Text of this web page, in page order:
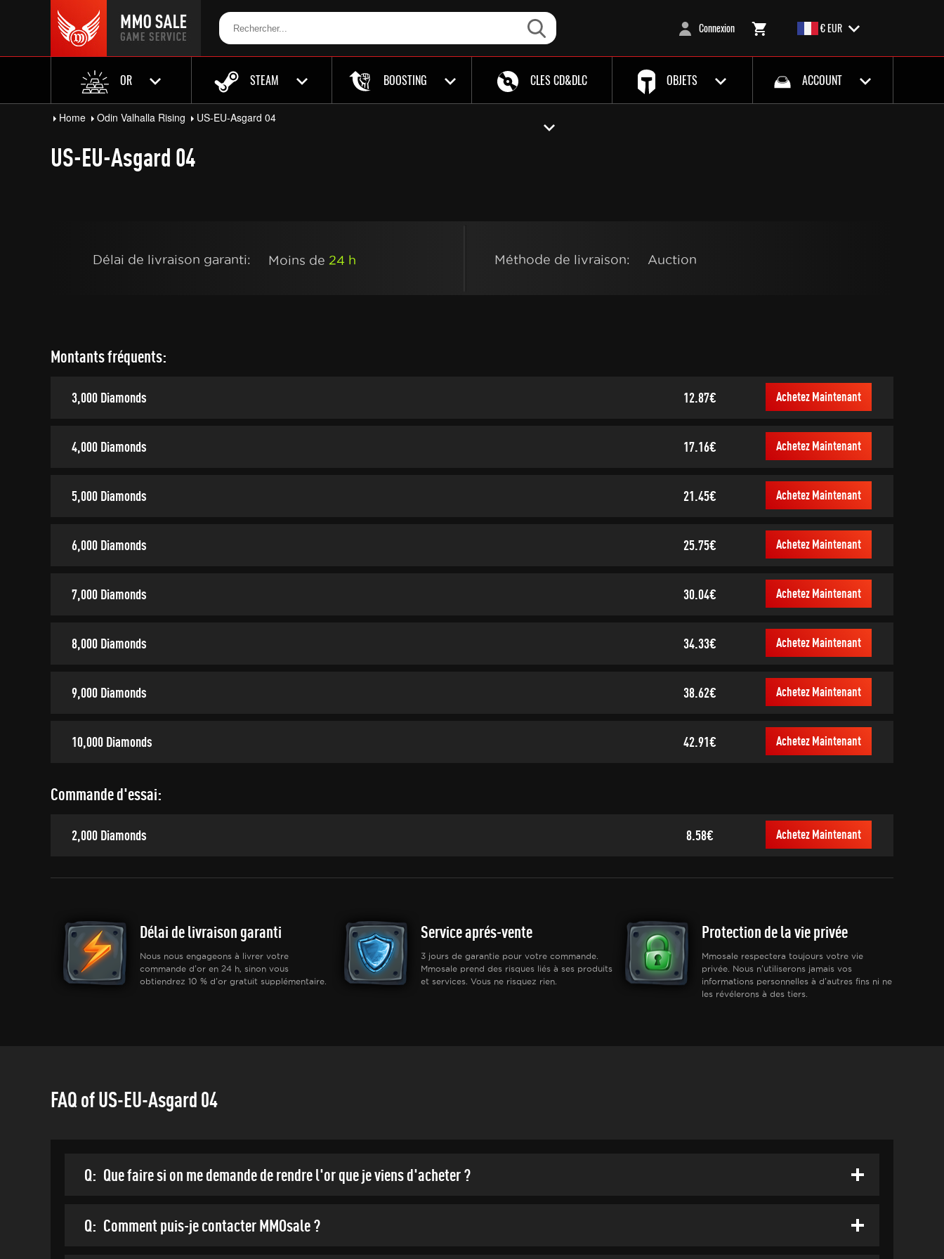
Connexion € EUR
OR STEAM BOOSTING CLES CD&DLC OBJETS ACCOUNT
Home Odin Valhalla Rising US-EU-Asgard 04
US-EU-Asgard 04
Délai de livraison garanti: Moins de 24 h Méthode de livraison: Auction
Montants fréquents:
3,000 Diamonds 12.87€ Achetez Maintenant
4,000 Diamonds 17.16€ Achetez Maintenant
5,000 Diamonds 21.45€ Achetez Maintenant
6,000 Diamonds 25.75€ Achetez Maintenant
7,000 Diamonds 30.04€ Achetez Maintenant
8,000 Diamonds 34.33€ Achetez Maintenant
9,000 Diamonds 38.62€ Achetez Maintenant
10,000 Diamonds 42.91€ Achetez Maintenant
Commande d'essai:
2,000 Diamonds 8.58€ Achetez Maintenant
Délai de livraison garanti
Nous nous engageons à livrer votre
commande d'or en 24 h, sinon vous
obtiendrez 10 % d'or gratuit supplémentaire.
Service aprés-vente
3 jours de garantie pour votre commande.
Mmosale prend des risques liés à ses produits
et services. Vous ne risquez rien.
Protection de la vie privée
Mmosale respectera toujours votre vie
privée. Nous n'utiliserons jamais vos
informations personnelles à d'autres fins ni ne
les révélerons à des tiers.
FAQ of US-EU-Asgard 04
Q: Que faire si on me demande de rendre l'or que je viens d'acheter ?
Q: Comment puis-je contacter MMOsale ?